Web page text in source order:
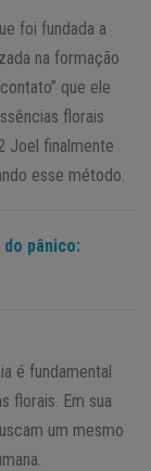
foi fundada a
na formação
que ele
florais
Joel finalmente
esse método.
pânico:
é fundamental
florais. Em sua
um mesmo